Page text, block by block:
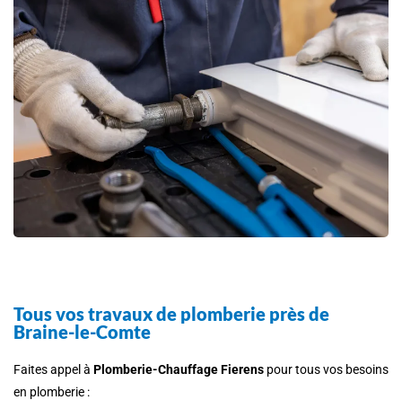
Tous vos travaux de plomberie près de
Braine-le-Comte
Faites appel à Plomberie-Chauffage Fierens pour tous vos besoins
en plomberie :